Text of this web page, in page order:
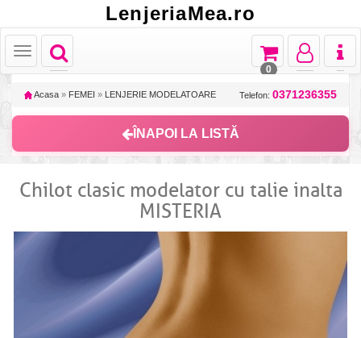
LenjeriaMea.ro
Toggle
navigation
Toggle
Toggle
navigation
Toggle
navigation
Toggle
navigation
0
Acasa » FEMEI » LENJERIE MODELATOARE Telefon: 0371236355
ÎNAPOI LA LISTĂ
Chilot clasic modelator cu talie inalta
MISTERIA